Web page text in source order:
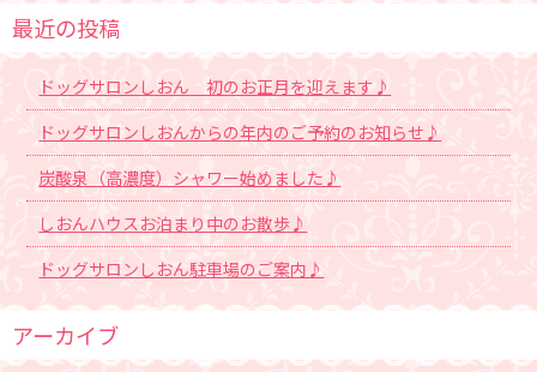
最近の投稿
ドッグサロンしおん 初のお正月を迎えます♪
ドッグサロンしおんからの年内のご予約のお知らせ♪
炭酸泉（高濃度）シャワー始めました♪
しおんハウスお泊まり中のお散歩♪
ドッグサロンしおん駐車場のご案内♪
アーカイブ